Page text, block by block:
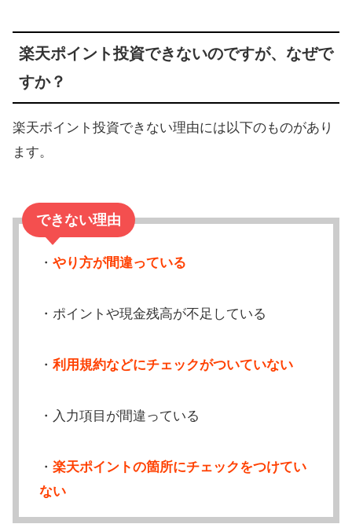
楽天ポイント投資できないのですが、なぜで
すか？
楽天ポイント投資できない理由には以下のものがあり
ます。
できない理由
・ やり方が間違っている
・ポイントや現金残高が不足している
・ 利用規約などにチェックがついていない
・入力項目が間違っている
・ 楽天ポイントの箇所にチェックをつけてい
ない